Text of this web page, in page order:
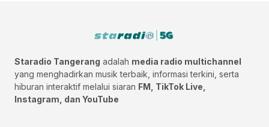
Staradio Tangerang adalah media radio multichannel
yang menghadirkan musik terbaik, informasi terkini, serta
hiburan interaktif melalui siaran FM, TikTok Live,
Instagram, dan YouTube